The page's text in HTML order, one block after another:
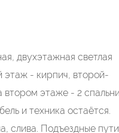
двухэтажная светлая
этаж - кирпич, второй-
втором этаже - 2 спальни
и техника остаётся.
слива. Подъездные пути